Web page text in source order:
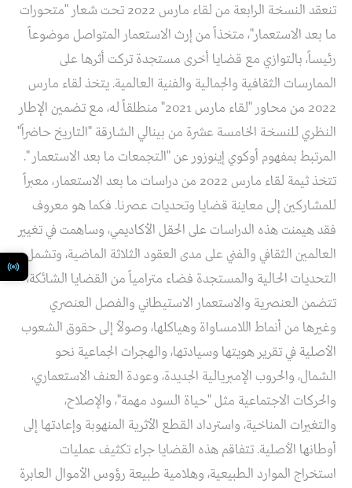
تنعقد النسخة الرابعة من لقاء مارس 2022 تحت شعار "متحورات
ما بعد الاستعمار"، متخذاً من إرث الاستعمار المتواصل موضوعاً
رئيساً، بالتوازي مع قضايا أخرى مستجدة تركت أثرها على
الممارسات الثقافية والجمالية والفنية العالمية. يتخذ لقاء مارس
2022 من محاور "لقاء مارس 2021" منطلقاً له، مع تضمين الإطار
النظري للنسخة الخامسة عشرة من بينالي الشارقة "التاريخ حاضراً"
المرتبط بمفهوم أوكوي إينوزور عن "التجمعات ما بعد الاستعمار ".
تتخذ ثيمة لقاء مارس 2022 من دراسات ما بعد الاستعمار، معبراً
للمشاركين إلى معاينة قضايا وتحديات عصرنا. فكما هو معروف
فقد هيمنت هذه الدراسات على الحقل الأكاديمي، وساهمت في تغيير
العالمين الثقافي والفني على مدى العقود الثلاثة الماضية، وتشمل
التحديات الحالية والمستجدة فضاء مترامياً من القضايا الشائكة،
تتضمن العنصرية والاستعمار الاستيطاني والفصل العنصري
وغيرها من أنماط اللامساواة وهياكلها، وصولاً إلى حقوق الشعوب
الأصلية في تقرير هويتها وسيادتها، والهجرات الجماعية نحو
الشمال، والحروب الإمبريالية الجديدة، وعودة العنف الاستعماري،
والحركات الاجتماعية مثل "حياة السود مهمة"، والإصلاح،
والتغيرات المناخية، واسترداد القطع الأثرية المنهوبة وإعادتها إلى
أوطانها الأصلية. تتفاقم هذه القضايا جراء تكثيف عمليات
استخراج الموارد الطبيعية، وهلامية طبيعة رؤوس الأموال العابرة